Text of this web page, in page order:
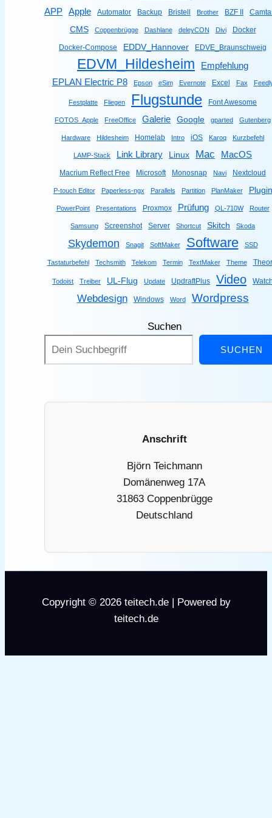
APP Apple Automator Backup Bristell Brother BZF II
CMS Coppenbrügge Dashlane deleyCON Divi Docker
Docker-Compose EDDV_Hannover EDVE_Braunschweig
EDVM_Hildesheim Empfehlung
EPLAN Electric P8 Epson eSim Evernote Excel Fax
Festplatte Fliegen Flugstunde Font Awesome
FOTOS_Apple FreeOffice Galerie Google gparted Gutenberg
Hardware Hildesheim Homelab Intro iOS Karoq Kurzbefehl
LAMP-Stack Link Library Linux Mac MacOS
Macrium Reflect Free Microsoft Monosnap Navi Nextcloud
P-touch Editor Paperless-ngx Parallels Partition PlanMaker Plugin
PowerPoint Presentations Proxmox Prüfung QL-710W Router
Samsung Screenshot Server Shortcut Skitch Skoda
Skydemon Snagit SoftMaker Software SSD
Tastaturbefehl Techsmith Telekom Termin TextMaker Theme
Todoist Treiber UL-Flug Update UpdraftPlus Video
Webdesign Windows Word Wordpress
Suchen
SUCHEN
Anschrift
Björn Teichmann
Domänenweg 17A
31863 Coppenbrügge
Deutschland
Copyright © 2026 teitech.de | Powered by
teitech.de